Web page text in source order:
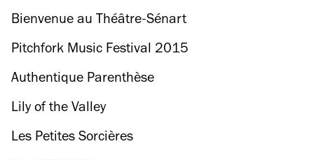
Bienvenue au Théâtre-Sénart
Pitchfork Music Festival 2015
Authentique Parenthèse
Lily of the Valley
Les Petites Sorcières